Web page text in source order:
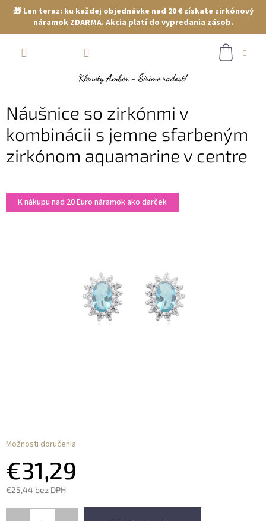
🎁 Len teraz: ku každej objednávke nad 20 € získate zirkónový
náramok ZDARMA. Akcia platí do vypredania zásob.
Náušnice so zirkónmi v
kombinácii s jemne sfarbeným
zirkónom aquamarine v centre
K nákupu nad 20 Euro náramok ako darček
€31,29
€25,44 bez DPH
Možnosti doručenia